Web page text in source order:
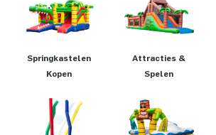
Springkastelen
Kopen
Attracties &
Spelen